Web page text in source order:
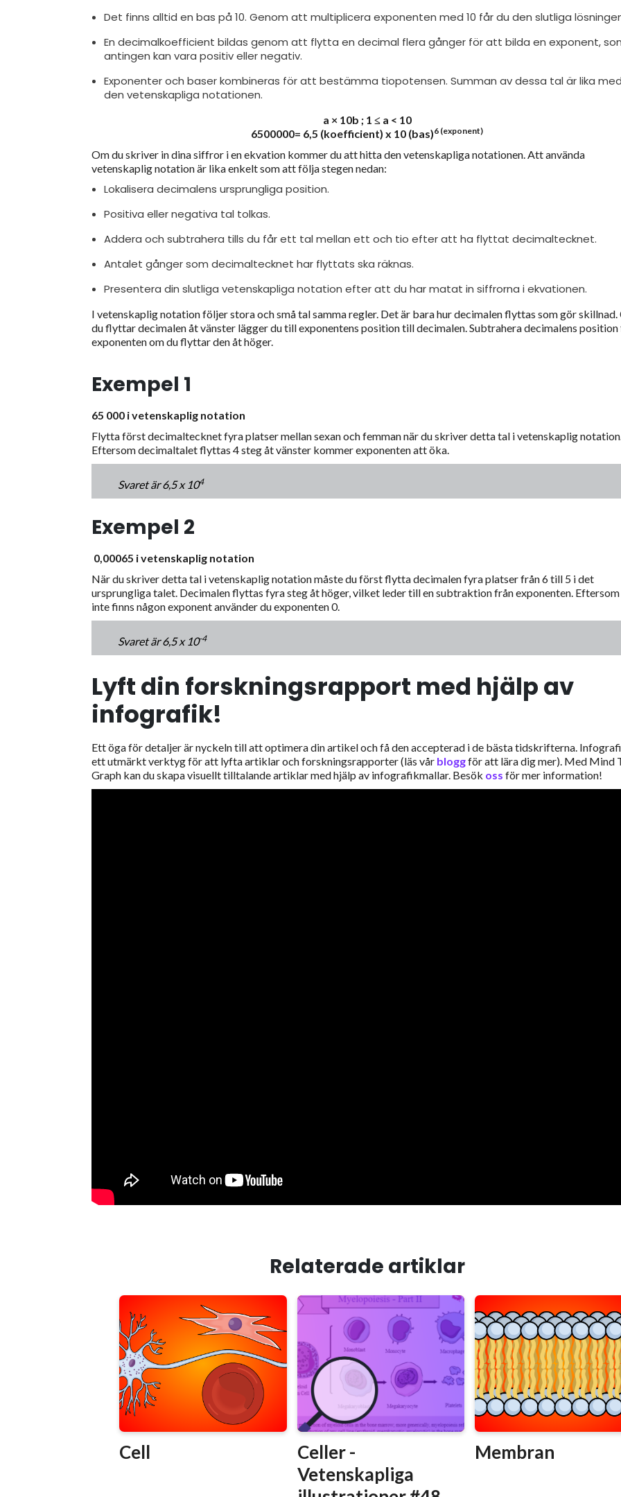
Det finns alltid en bas på 10. Genom att multiplicera exponenten med 10 får du den slutliga
En decimalkoefficient bildas genom att flytta en decimal flera gånger för att bilda en exponent,
antingen kan vara positiv eller negativ.
Exponenter och baser kombineras för att bestämma tiopotensen. Summan av dessa tal är lika med
den vetenskapliga notationen.
a × 10b ; 1 ≤ a < 10
6500000= 6,5 (koefficient) x 10 (bas)6 (exponent)
Om du skriver in dina siffror i en ekvation kommer du att hitta den vetenskapliga notationen. Att använda
vetenskaplig notation är lika enkelt som att följa stegen nedan:
Lokalisera decimalens ursprungliga position.
Positiva eller negativa tal tolkas.
Addera och subtrahera tills du får ett tal mellan ett och tio efter att ha flyttat decimaltecknet.
Antalet gånger som decimaltecknet har flyttats ska räknas.
Presentera din slutliga vetenskapliga notation efter att du har matat in siffrorna i ekvationen.
I vetenskaplig notation följer stora och små tal samma regler. Det är bara hur decimalen flyttas som gör skillnad.
du flyttar decimalen åt vänster lägger du till exponentens position till decimalen. Subtrahera decimalens position
exponenten om du flyttar den åt höger.
Exempel 1
65 000 i vetenskaplig notation
Flytta först decimaltecknet fyra platser mellan sexan och femman när du skriver detta tal i vetenskaplig notation.
Eftersom decimaltalet flyttas 4 steg åt vänster kommer exponenten att öka.
Svaret är 6,5 x 104
Exempel 2
0,00065 i vetenskaplig notation
När du skriver detta tal i vetenskaplig notation måste du först flytta decimalen fyra platser från 6 till 5 i det
ursprungliga talet. Decimalen flyttas fyra steg åt höger, vilket leder till en subtraktion från exponenten.
inte finns någon exponent använder du exponenten 0.
Svaret är 6,5 x 10-4
Lyft din forskningsrapport med hjälp av
infografik!
Ett öga för detaljer är nyckeln till att optimera din artikel och få den accepterad i de bästa tidskrifterna.
ett utmärkt verktyg för att lyfta artiklar och forskningsrapporter (läs vår bloggför att lära dig mer). Med Mind
Graph kan du skapa visuellt tilltalande artiklar med hjälp av infografikmallar. Besök oss för mer information!
Relaterade artiklar
Cell
Celler -
Vetenskapliga
Membran